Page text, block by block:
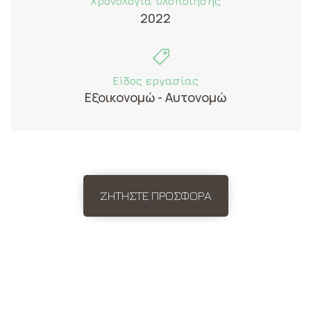
2022
Είδος εργασίας
Εξοικονομώ - Αυτονομώ
ΖΗΤΗΣΤΕ ΠΡΟΣΦΟΡΑ